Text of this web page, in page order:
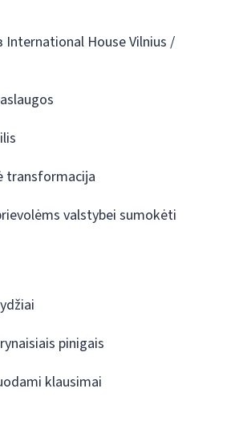
International House Vilnius /
transformacija
valstybei sumokėti
pinigais
klausimai